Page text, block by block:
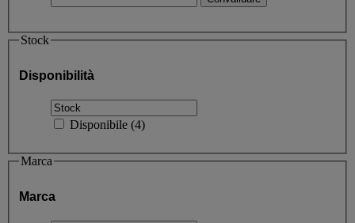
Stock
Disponibilità
Disponibile (4)
Marca
Marca